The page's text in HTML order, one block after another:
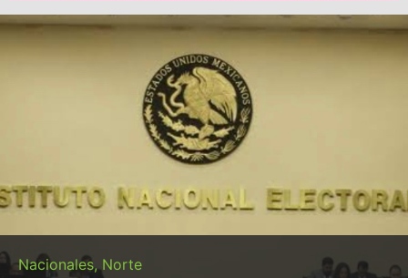
Nacionales, Norte